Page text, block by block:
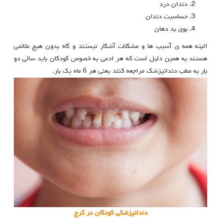
دندان درد
حساسیت دندان
بوی بد دهان
البته همه ی آسیب ها و مشکلات آشکار نیستند و گاه بدون هیچ علائمی
هستند به همین دلیل است که هر ادمی به خصوص کودکان باید سالی دو
بار به مطب دندانپزشک مراجعه کنند یعنی هر 6 ماه یک بار.
دندانپزشکی کودکان در کرج